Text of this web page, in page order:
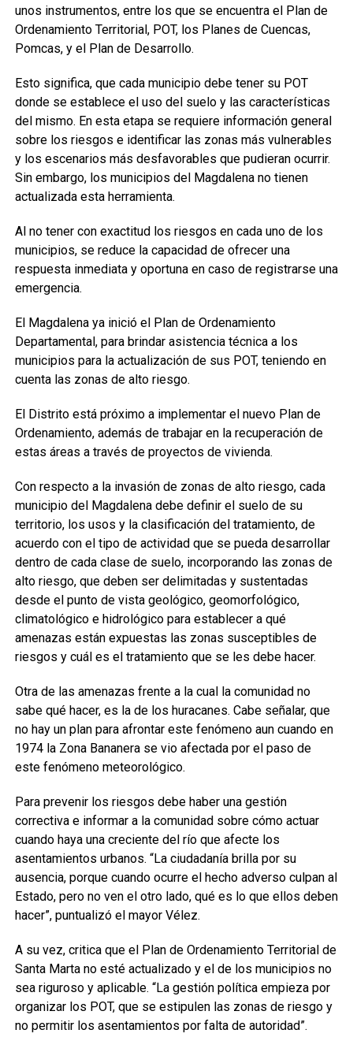
unos instrumentos, entre los que se encuentra el Plan de
Ordenamiento Territorial, POT, los Planes de Cuencas,
Pomcas, y el Plan de Desarrollo.
Esto significa, que cada municipio debe tener su POT
donde se establece el uso del suelo y las características
del mismo. En esta etapa se requiere información general
sobre los riesgos e identificar las zonas más vulnerables
y los escenarios más desfavorables que pudieran ocurrir.
Sin embargo, los municipios del Magdalena no tienen
actualizada esta herramienta.
Al no tener con exactitud los riesgos en cada uno de los
municipios, se reduce la capacidad de ofrecer una
respuesta inmediata y oportuna en caso de registrarse una
emergencia.
El Magdalena ya inició el Plan de Ordenamiento
Departamental, para brindar asistencia técnica a los
municipios para la actualización de sus POT, teniendo en
cuenta las zonas de alto riesgo.
El Distrito está próximo a implementar el nuevo Plan de
Ordenamiento, además de trabajar en la recuperación de
estas áreas a través de proyectos de vivienda.
Con respecto a la invasión de zonas de alto riesgo, cada
municipio del Magdalena debe definir el suelo de su
territorio, los usos y la clasificación del tratamiento, de
acuerdo con el tipo de actividad que se pueda desarrollar
dentro de cada clase de suelo, incorporando las zonas de
alto riesgo, que deben ser delimitadas y sustentadas
desde el punto de vista geológico, geomorfológico,
climatológico e hidrológico para establecer a qué
amenazas están expuestas las zonas susceptibles de
riesgos y cuál es el tratamiento que se les debe hacer.
Otra de las amenazas frente a la cual la comunidad no
sabe qué hacer, es la de los huracanes. Cabe señalar, que
no hay un plan para afrontar este fenómeno aun cuando en
1974 la Zona Bananera se vio afectada por el paso de
este fenómeno meteorológico.
Para prevenir los riesgos debe haber una gestión
correctiva e informar a la comunidad sobre cómo actuar
cuando haya una creciente del río que afecte los
asentamientos urbanos. “La ciudadanía brilla por su
ausencia, porque cuando ocurre el hecho adverso culpan al
Estado, pero no ven el otro lado, qué es lo que ellos deben
hacer”, puntualizó el mayor Vélez.
A su vez, critica que el Plan de Ordenamiento Territorial de
Santa Marta no esté actualizado y el de los municipios no
sea riguroso y aplicable. “La gestión política empieza por
organizar los POT, que se estipulen las zonas de riesgo y
no permitir los asentamientos por falta de autoridad”.